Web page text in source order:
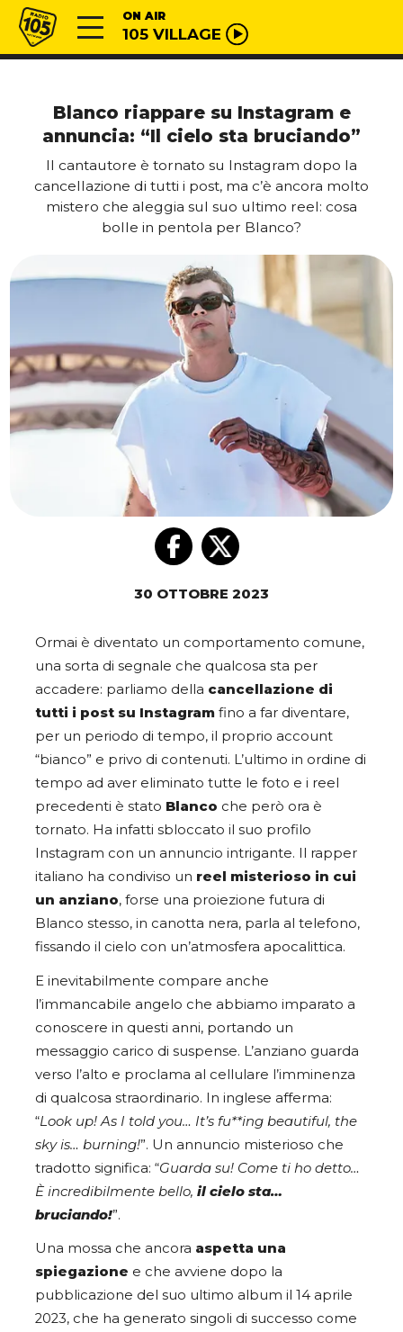
Vai al contenuto
Radio 105 ON AIR
105 VILLAGE
Blanco riappare su Instagram e
annuncia: “Il cielo sta bruciando”
Il cantautore è tornato su Instagram dopo la
cancellazione di tutti i post, ma c’è ancora molto
mistero che aleggia sul suo ultimo reel: cosa
bolle in pentola per Blanco?
30 OTTOBRE 2023
Ormai è diventato un comportamento comune,
una sorta di segnale che qualcosa sta per
accadere: parliamo della cancellazione di
tutti i post su Instagram fino a far diventare,
per un periodo di tempo, il proprio account
“bianco” e privo di contenuti. L’ultimo in ordine di
tempo ad aver eliminato tutte le foto e i reel
precedenti è stato Blanco che però ora è
tornato. Ha infatti sbloccato il suo profilo
Instagram con un annuncio intrigante. Il rapper
italiano ha condiviso un reel misterioso in cui
un anziano, forse una proiezione futura di
Blanco stesso, in canotta nera, parla al telefono,
fissando il cielo con un’atmosfera apocalittica.
E inevitabilmente compare anche
l’immancabile angelo che abbiamo imparato a
conoscere in questi anni, portando un
messaggio carico di suspense. L’anziano guarda
verso l’alto e proclama al cellulare l’imminenza
di qualcosa straordinario. In inglese afferma:
“Look up! As I told you… It’s fu**ing beautiful, the
sky is… burning!”. Un annuncio misterioso che
tradotto significa: “Guarda su! Come ti ho detto…
È incredibilmente bello, il cielo sta…
bruciando!”.
Una mossa che ancora aspetta una
spiegazione e che avviene dopo la
pubblicazione del suo ultimo album il 14 aprile
2023, che ha generato singoli di successo come